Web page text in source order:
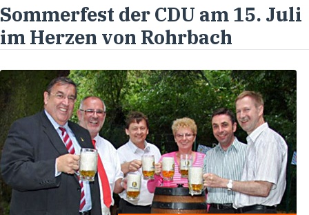
Sommerfest der CDU am 15. Juli
im Herzen von Rohrbach